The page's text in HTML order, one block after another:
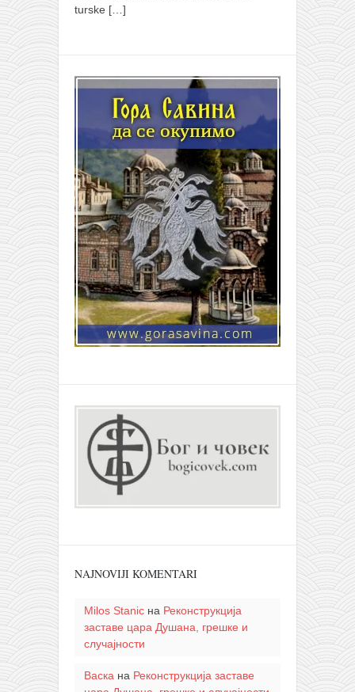
turske […]
NAJNOVIJI KOMENTARI
Milos Stanicна Реконструкција
заставе цара Душана, грешке и
случајности
Васка на Реконструкција заставе